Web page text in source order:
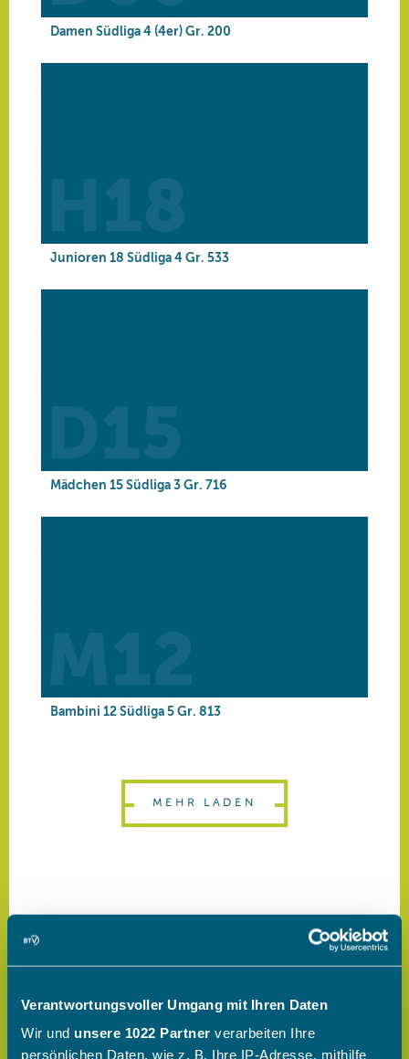
Verantwortungsvoller Umgang mit Ihren Daten
Wir und unsere 1022 Partner verarbeiten Ihre
persönlichen Daten, wie z. B. Ihre IP-Adresse, mithilfe